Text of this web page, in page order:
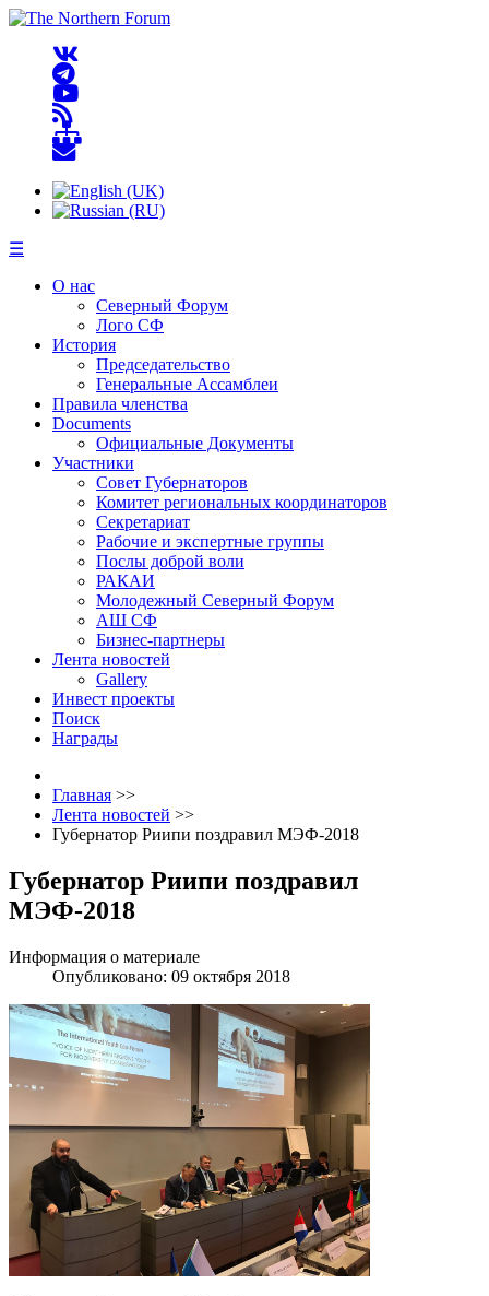
☰
О нас
Северный Форум
Лого СФ
История
Председательство
Генеральные Ассамблеи
Правила членства
Documents
Официальные Документы
Участники
Совет Губернаторов
Комитет региональных координаторов
Секретариат
Рабочие и экспертные группы
Послы доброй воли
РАКАИ
Молодежный Северный Форум
АШ СФ
Бизнес-партнеры
Лента новостей
Gallery
Инвест проекты
Поиск
Награды
Главная >>
Лента новостей >>
Губернатор Риипи поздравил МЭФ-2018
Губернатор Риипи поздравил
МЭФ-2018
Информация о материале
Опубликовано: 09 октября 2018